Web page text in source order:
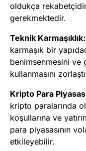
oldukça rekabetçidir
gerekmektedir.
Teknik Karmaşıklık:
karmaşık bir
benimsenmesini
kullanmasını
Kripto Para
kripto paralarında
koşullarına ve
para piyasasının
etkileyebilir.